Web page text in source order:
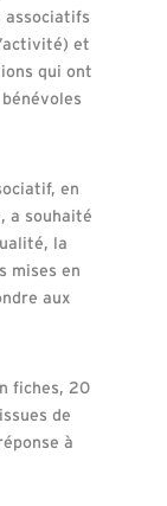
associatifs
et
qui ont
en
a souhaité
la
mises en
aux
fiches, 20
de
à